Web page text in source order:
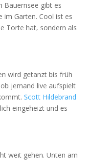
Bauernsee gibt es
im Garten. Cool ist es
Torte hat, sondern als
wird getanzt bis früh
jemand live aufspielt
Scott Hildebrand
eingeheizt und es
weit gehen. Unten am